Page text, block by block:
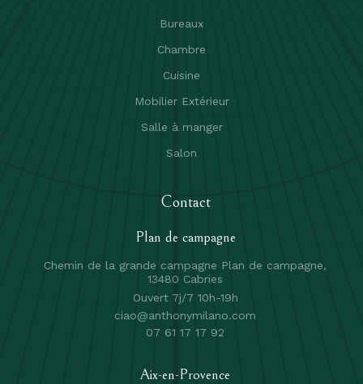
Bureaux
Chambre
Cuisine
Mobilier Extérieur
Salle à manger
Salon
Contact
Plan de campagne
Chemin de la grande campagne Plan de campagne,
13480 Cabries
Ouvert 7j/7 10h-19h
ciao@anthonymilano.com
07 61 17 17 92
Aix-en-Provence